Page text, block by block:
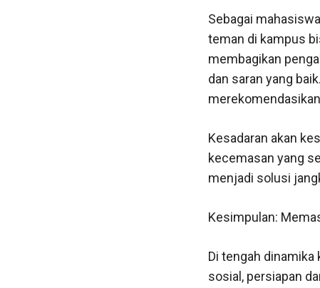
Sebagai
teman di kampus
membagikan
dan saran yang
Kesadaran akan
kecemasan yang
menjadi solusi
Kesimpulan:
Di tengah
sosial, persiapan